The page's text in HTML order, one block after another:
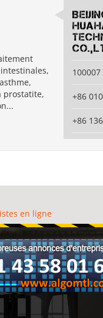
prostatite,
+86
+86
en ligne